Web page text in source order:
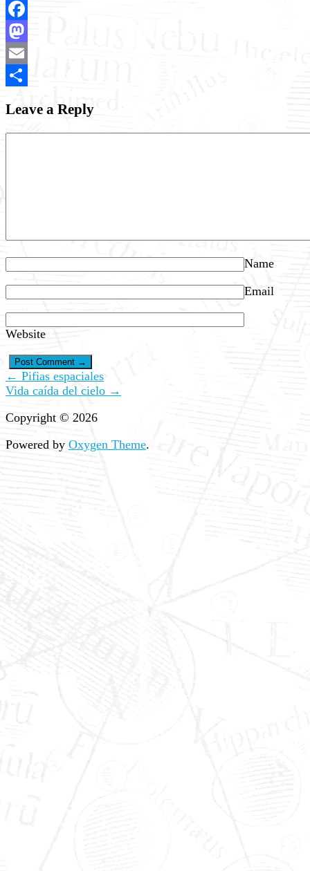
Facebook
Mastodon
Email
Leave a Reply
Name
Email
Website
← Pifias espaciales
Vida caída del cielo →
Copyright © 2026
Powered by Oxygen Theme.